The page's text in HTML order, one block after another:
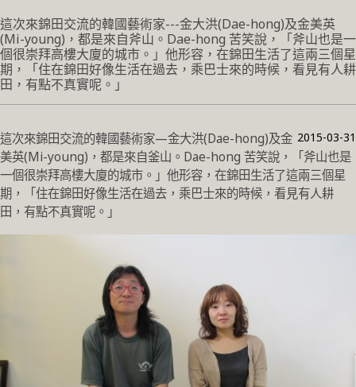
這次來錦田交流的韓國藝術家---金大洪(Dae-hong)及金美英
(Mi-young)，都是來自斧山。Dae-hong 苦笑說，「斧山也是一
個很崇拜高樓大廈的城市。」他形容，在錦田生活了這兩三個星
期，「住在錦田好像生活在過去，乘巴士來的時候，看見有人耕
田，有點不真實呢。」
2015-03-31
這次來錦田交流的韓國藝術家—金大洪(Dae-hong)及金
美英(Mi-young)，都是來自釜山。Dae-hong 苦笑說，「斧山也是
一個很崇拜高樓大廈的城市。」他形容，在錦田生活了這兩三個星
期，「住在錦田好像生活在過去，乘巴士來的時候，看見有人耕
田，有點不真實呢。」